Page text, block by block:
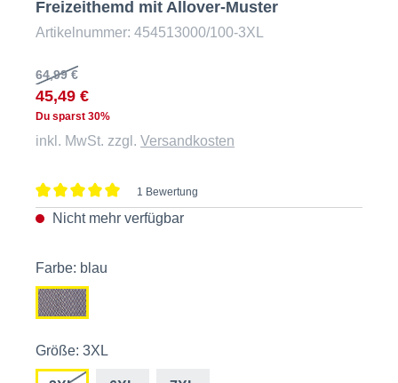
Freizeithemd mit Allover-Muster
Artikelnummer: 454513000/100-3XL
64,99 €
45,49 €
Du sparst 30%
inkl. MwSt. zzgl. Versandkosten
Durchschnittliche Bewertung von 5 von 5 Sternen
1 Bewertung
Nicht mehr verfügbar
Farbe: blau
Größe: 3XL